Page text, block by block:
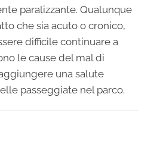
paralizzante. Qualunque
che sia acuto o cronico,
difficile continuare a
le cause del mal di
una salute
passeggiate nel parco.